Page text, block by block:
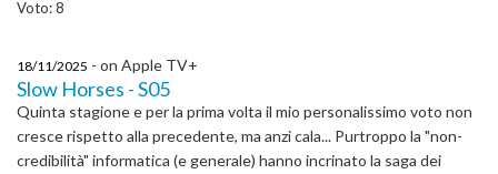
Voto: 8
18/11/2025 - on Apple TV+
Slow Horses - S05
Quinta stagione e per la prima volta il mio personalissimo voto non
cresce rispetto alla precedente, ma anzi cala... Purtroppo la "non-
credibilità" informatica (e generale) hanno incrinato la saga dei